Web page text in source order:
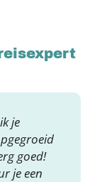
je
goed!
je een